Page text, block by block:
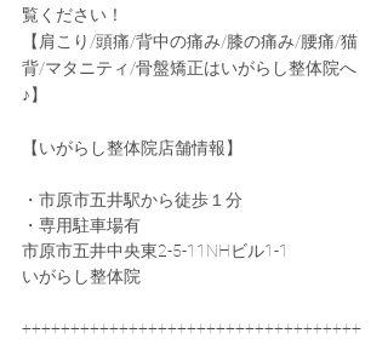
覧ください！
【肩こり/頭痛/背中の痛み/膝の痛み/腰痛/猫
背/マタニティ/骨盤矯正はいがらし整体院へ
♪】
【いがらし整体院店舗情報】
・市原市五井駅から徒歩１分
・専用駐車場有
市原市五井中央東2-5-11NHビル1-1
いがらし整体院
+++++++++++++++++++++++++++++++++++